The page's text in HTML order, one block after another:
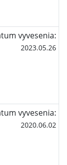
vyvesenia:
2023.05.26
vyvesenia:
2020.06.02